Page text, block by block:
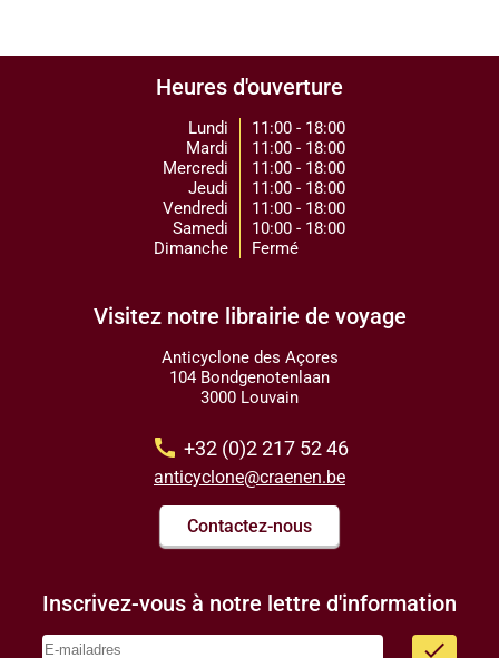
Heures d'ouverture
Lundi
Mardi
Mercredi
Jeudi
Vendredi
Samedi
Dimanche
11:00 - 18:00
11:00 - 18:00
11:00 - 18:00
11:00 - 18:00
11:00 - 18:00
10:00 - 18:00
Fermé
Visitez notre librairie de voyage
Anticyclone des Açores
104 Bondgenotenlaan
3000 Louvain
call +32 (0)2 217 52 46
anticyclone@craenen.be
Contactez-nous
Inscrivez-vous à notre lettre d'information
done